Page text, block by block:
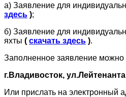
а) Заявление для
здесь );
б) Заявление для
яхты ( скачать здесь ).
Заполненное заявление можно
г.Владивосток,
Или прислать на электронный